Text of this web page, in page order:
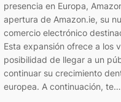
presencia en Europa,
apertura de Amazon.ie, su
comercio electrónico
Esta expansión ofrece a los
posibilidad de llegar a un
continuar su crecimiento
europea. A continuación, te…